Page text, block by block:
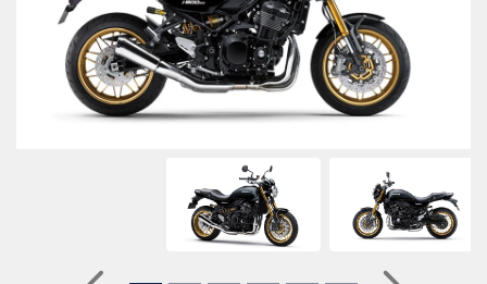
Anterior